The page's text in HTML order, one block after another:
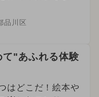
品川区
"あふれる体験
はどこだ！絵本や